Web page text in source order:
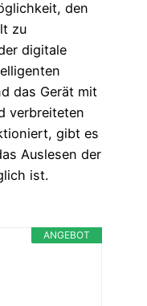
den
zu
digitale
das Gerät mit
verbreiteten
gibt es
Auslesen der
ist.
ANGEBOT